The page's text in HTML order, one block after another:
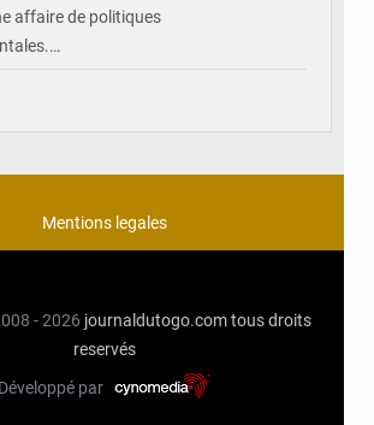
affaire de politiques
Mentions legales
- 2026 journaldutogo.comtous droits
reservés
Développé par